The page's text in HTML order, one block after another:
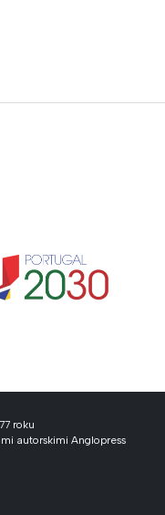
roku
autorskimi Anglopress